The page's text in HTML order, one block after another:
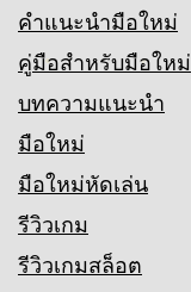
คำแนะนำมือใหม่
คู่มือสำหรับมือใหม่
บทความแนะนำ
มือใหม่
มือใหม่หัดเล่น
รีวิวเกม
รีวิวเกมสล็อต